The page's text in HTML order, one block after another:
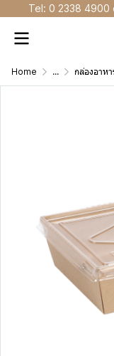
Tel: 0 2338 4900
Home ... กล่องอาหา